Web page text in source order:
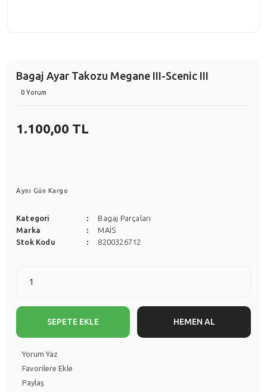
Bagaj Ayar Takozu Megane III-Scenic III
0 Yorum
1.100,00 TL
Aynı Gün Kargo
Kategori
Bagaj Parçaları
Marka
MAİS
Stok Kodu
8200326712
SEPETE EKLE HEMEN AL
Yorum Yaz
Paylaş